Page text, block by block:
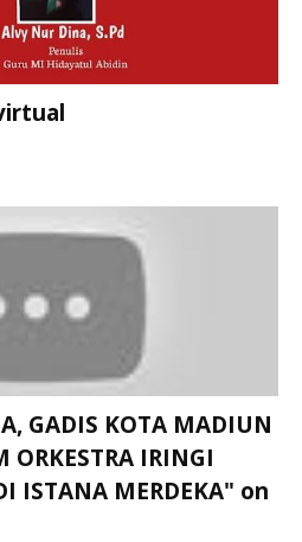
GADIS KOTA MADIUN
ORKESTRA IRINGI
ISTANA MERDEKA" on